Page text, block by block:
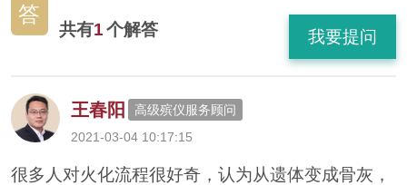
答
共有1个解答 我要提问
王春阳
高级殡仪服务顾问
2021-03-04 10:17:15
很多人对火化流程很好奇，认为从遗体变成骨灰，